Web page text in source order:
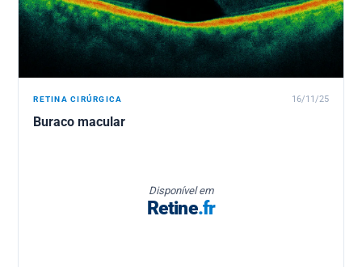
RETINA CIRÚRGICA 16/11/25
Buraco macular
Disponível em
Retine.fr